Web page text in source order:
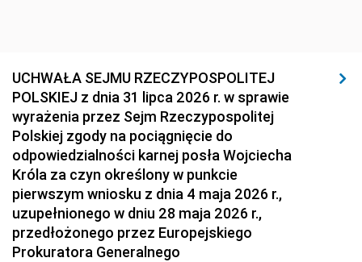
UCHWAŁA SEJMU RZECZYPOSPOLITEJ
POLSKIEJ z dnia 31 lipca 2026 r. w sprawie
wyrażenia przez Sejm Rzeczypospolitej
Polskiej zgody na pociągnięcie do
odpowiedzialności karnej posła Wojciecha
Króla za czyn określony w punkcie
pierwszym wniosku z dnia 4 maja 2026 r.,
uzupełnionego w dniu 28 maja 2026 r.,
przedłożonego przez Europejskiego
Prokuratora Generalnego